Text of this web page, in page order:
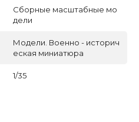
Сборные масштабные мо
дели
Модели. Военно - историч
еская миниатюра
1/35